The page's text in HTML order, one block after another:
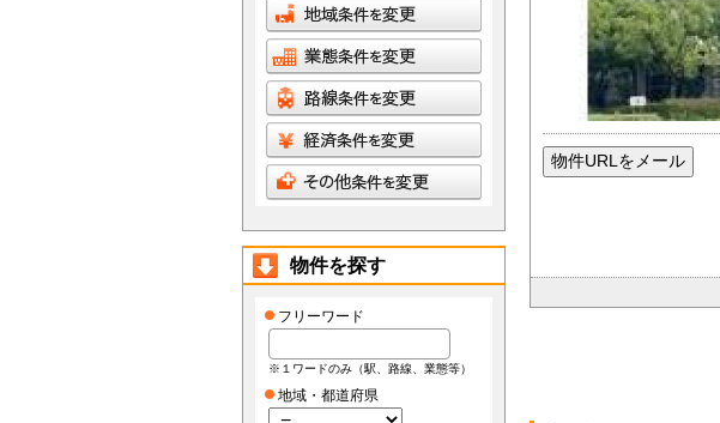
物件を探す
フリーワード
※１ワードのみ（駅、路線、業態等）
地域・都道府県